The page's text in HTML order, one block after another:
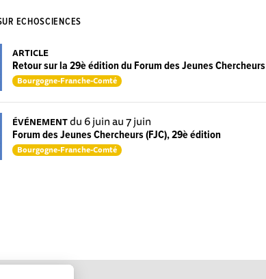
ECHOSCIENCES
ARTICLE
Retour sur la 29è édition du Forum des Jeunes Chercheurs
Bourgogne-Franche-Comté
ÉVÉNEMENTdu 6 juin au 7 juin
Forum des Jeunes Chercheurs (FJC), 29è édition
Bourgogne-Franche-Comté